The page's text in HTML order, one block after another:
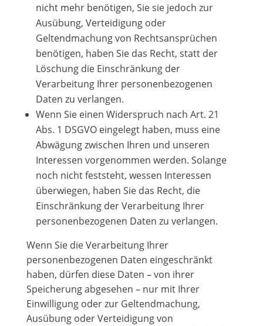
nicht mehr benötigen, Sie sie jedoch zur
Ausübung, Verteidigung oder
Geltendmachung von Rechtsansprüchen
benötigen, haben Sie das Recht, statt der
Löschung die Einschränkung der
Verarbeitung Ihrer personenbezogenen
Daten zu verlangen.
Wenn Sie einen Widerspruch nach Art. 21
Abs. 1 DSGVO eingelegt haben, muss eine
Abwägung zwischen Ihren und unseren
Interessen vorgenommen werden. Solange
noch nicht feststeht, wessen Interessen
überwiegen, haben Sie das Recht, die
Einschränkung der Verarbeitung Ihrer
personenbezogenen Daten zu verlangen.
Wenn Sie die Verarbeitung Ihrer
personenbezogenen Daten eingeschränkt
haben, dürfen diese Daten – von ihrer
Speicherung abgesehen – nur mit Ihrer
Einwilligung oder zur Geltendmachung,
Ausübung oder Verteidigung von